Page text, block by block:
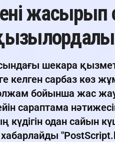
шекара
келген сарбаз көз
бойынша жас
сараптама
одан сайын